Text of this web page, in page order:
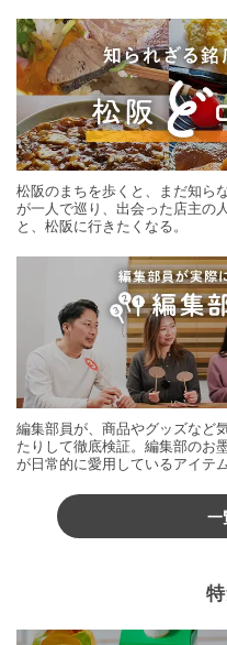
松阪のまちを歩くと、まだ知ら
が一人で巡り、出会った店主の
と、松阪に行きたくなる。
編集部員が、商品やグッズなど
たりして徹底検証。編集部のお
が日常的に愛用しているアイテ
一